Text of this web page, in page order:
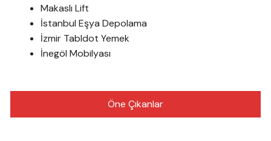
Makaslı Lift
İstanbul Eşya Depolama
İzmir Tabldot Yemek
İnegöl Mobilyası
Öne Çıkanlar